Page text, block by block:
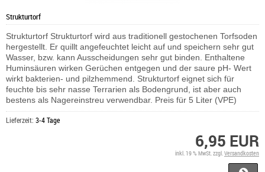
Strukturtorf
Strukturtorf Strukturtorf wird aus traditionell gestochenen Torfsoden
hergestellt. Er quillt angefeuchtet leicht auf und speichern sehr gut
Wasser, bzw. kann Ausscheidungen sehr gut binden. Enthaltene
Huminsäuren wirken Gerüchen entgegen und der saure pH- Wert
wirkt bakterien- und pilzhemmend. Strukturtorf eignet sich für
feuchte bis sehr nasse Terrarien als Bodengrund, ist aber auch
bestens als Nagereinstreu verwendbar. Preis für 5 Liter (VPE)
Lieferzeit: 3-4 Tage
6,95 EUR
inkl. 19 % MwSt. zzgl.Versandkosten